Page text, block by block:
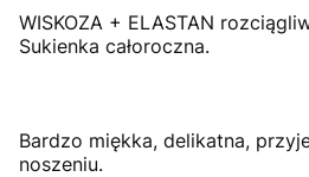
WISKOZA + ELASTAN
Sukienka całoroczna.
Bardzo miękka, delikatna,
noszeniu.